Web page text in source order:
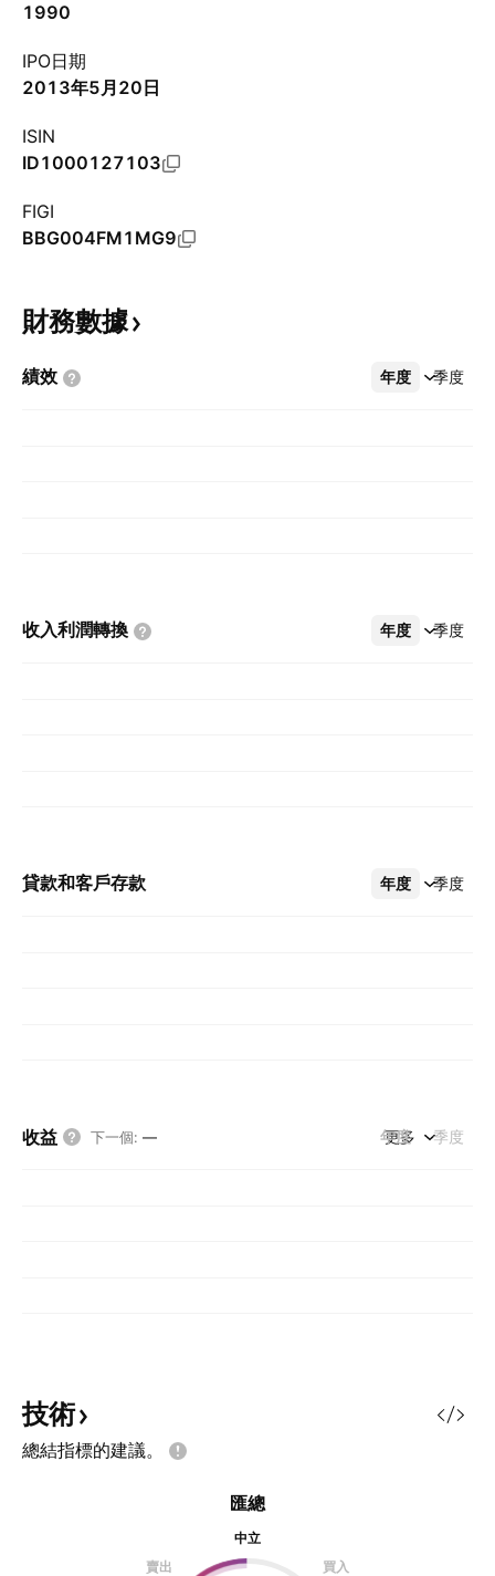
1990
IPO日期
2013年5月20日
ISIN
ID1000127103
FIGI
BBG004FM1MG9
財務數據
績效 年度 季度
更多
收入利潤轉換 年度 季度
更多
貸款和客戶存款 年度 季度
更多
收益 下一個: — 年度 季度
更多
技術
總結指標的建議。
匯總
中立
賣出
買入